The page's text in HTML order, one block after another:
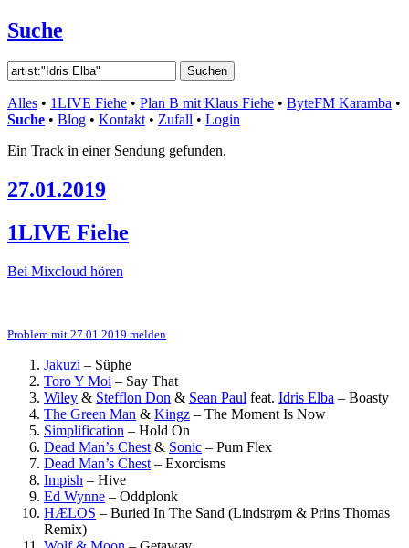
Suche
Alles • 1LIVE Fiehe • Plan B mit Klaus Fiehe • ByteFM Karamba •
Suche • Blog • Kontakt • Zufall • Login
Ein Track in einer Sendung gefunden.
27.01.2019
1LIVE Fiehe
Bei Mixcloud hören
Problem mit 27.01.2019 melden
Jakuzi – Süphe
Toro Y Moi – Say That
Wiley & Stefflon Don & Sean Paul feat. Idris Elba – Boasty
The Green Man & Kingz – The Moment Is Now
Simplification – Hold On
Dead Man’s Chest & Sonic – Pum Flex
Dead Man’s Chest – Exorcisms
Impish – Hive
Ed Wynne – Oddplonk
HÆLOS – Buried In The Sand (Lindstrøm & Prins Thomas
Remix)